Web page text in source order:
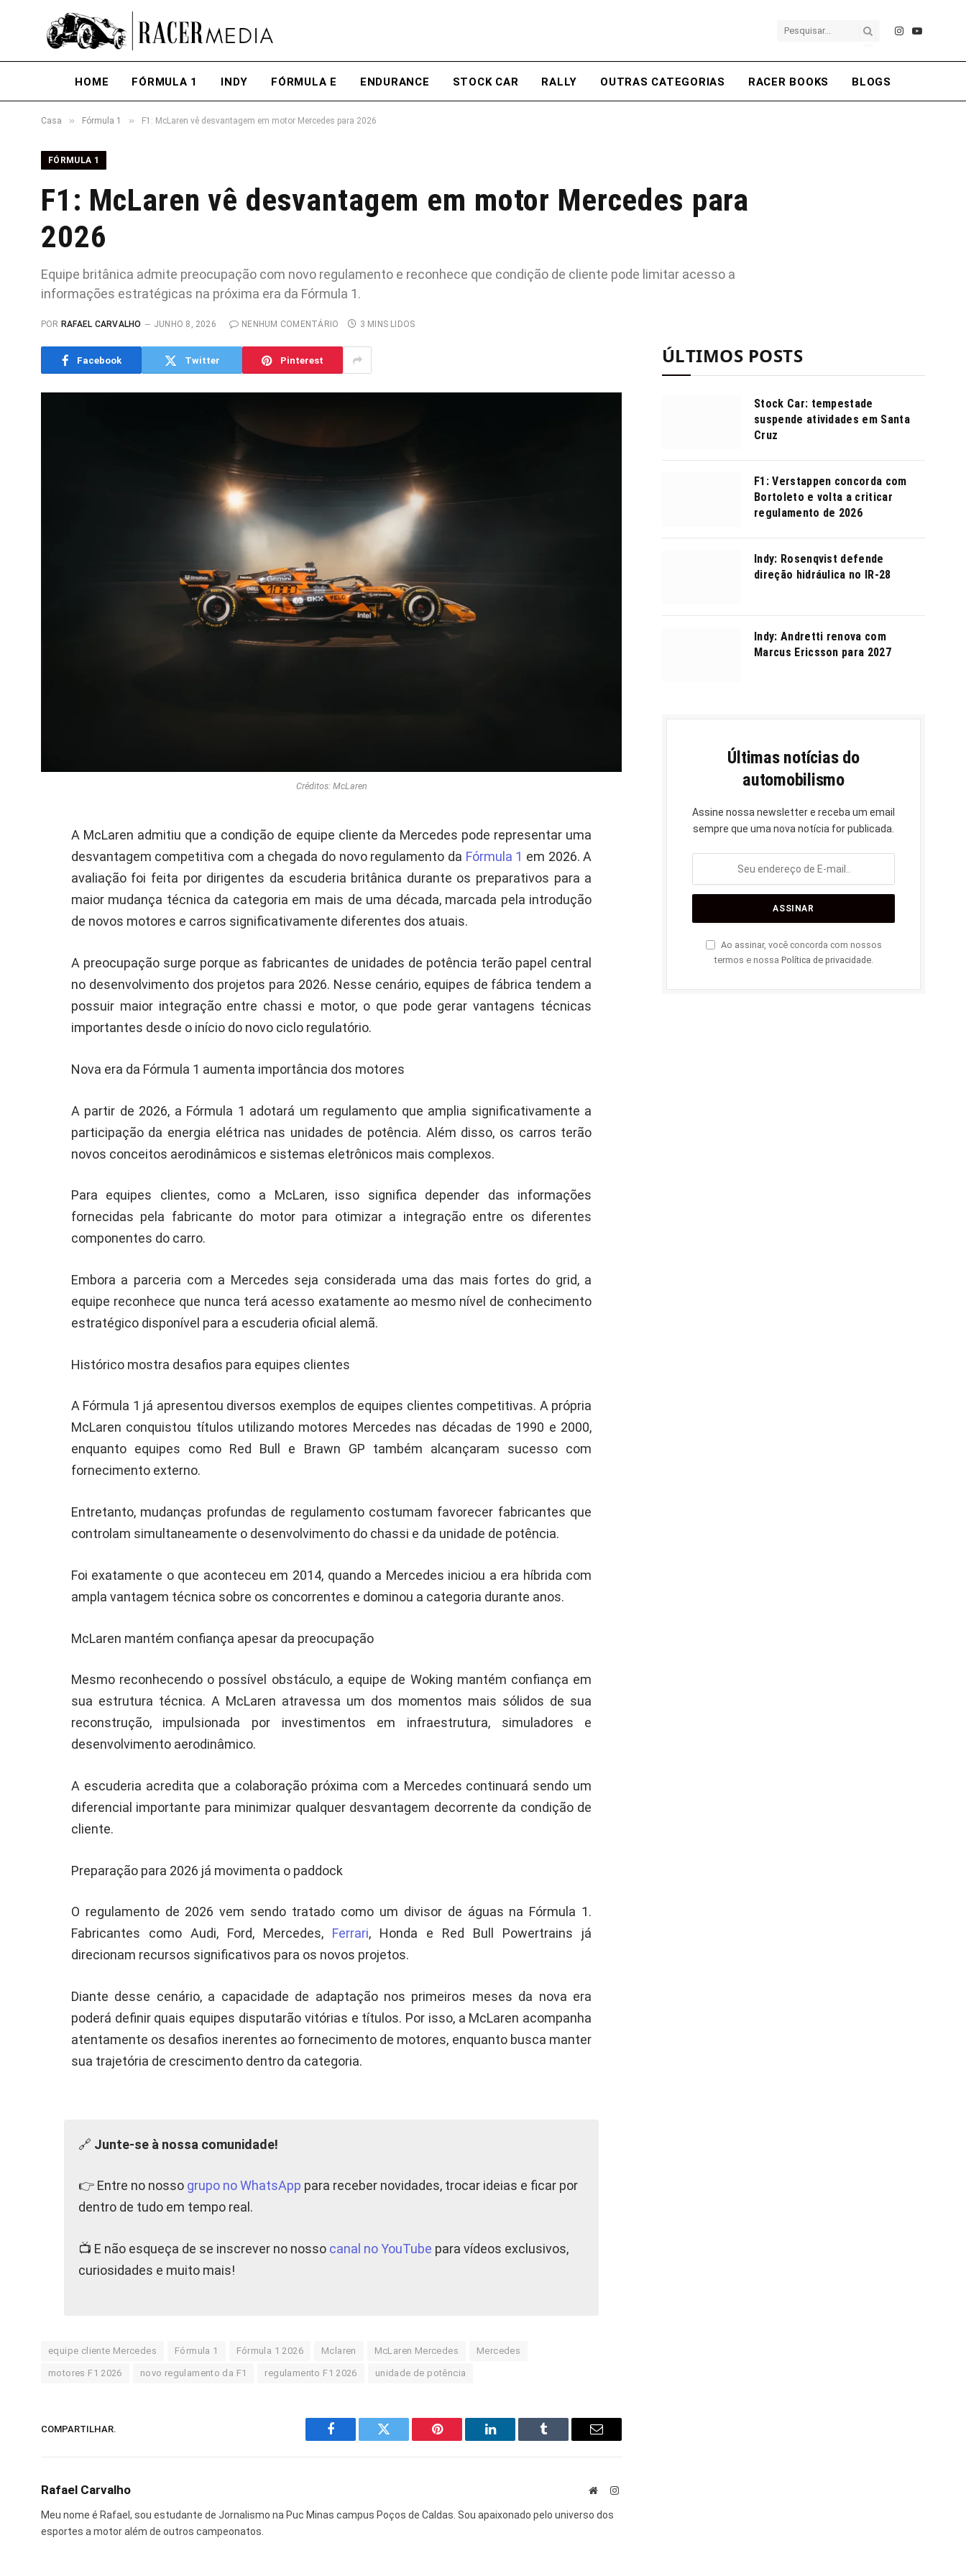
Instagram
YouTube
HOME FÓRMULA 1 INDY FÓRMULA E ENDURANCE STOCK CAR RALLY OUTRAS CATEGORIAS RACER BOOKS BLOGS
Casa » Fórmula 1 » F1: McLaren vê desvantagem em motor Mercedes para 2026
FÓRMULA 1
F1: McLaren vê desvantagem em motor Mercedes para
2026
Equipe britânica admite preocupação com novo regulamento e reconhece que condição de cliente pode limitar acesso a
informações estratégicas na próxima era da Fórmula 1.
POR RAFAEL CARVALHO JUNHO 8, 2026 NENHUM COMENTÁRIO 3 MINS LIDOS
Facebook Twitter Pinterest
Créditos: McLaren
A McLaren admitiu que a condição de equipe cliente da Mercedes pode representar uma
desvantagem competitiva com a chegada do novo regulamento da Fórmula 1 em 2026. A
avaliação foi feita por dirigentes da escuderia britânica durante os preparativos para a
maior mudança técnica da categoria em mais de uma década, marcada pela introdução
de novos motores e carros significativamente diferentes dos atuais.
A preocupação surge porque as fabricantes de unidades de potência terão papel central
no desenvolvimento dos projetos para 2026. Nesse cenário, equipes de fábrica tendem a
possuir maior integração entre chassi e motor, o que pode gerar vantagens técnicas
importantes desde o início do novo ciclo regulatório.
Nova era da Fórmula 1 aumenta importância dos motores
A partir de 2026, a Fórmula 1 adotará um regulamento que amplia significativamente a
participação da energia elétrica nas unidades de potência. Além disso, os carros terão
novos conceitos aerodinâmicos e sistemas eletrônicos mais complexos.
Para equipes clientes, como a McLaren, isso significa depender das informações
fornecidas pela fabricante do motor para otimizar a integração entre os diferentes
componentes do carro.
Embora a parceria com a Mercedes seja considerada uma das mais fortes do grid, a
equipe reconhece que nunca terá acesso exatamente ao mesmo nível de conhecimento
estratégico disponível para a escuderia oficial alemã.
Histórico mostra desafios para equipes clientes
A Fórmula 1 já apresentou diversos exemplos de equipes clientes competitivas. A própria
McLaren conquistou títulos utilizando motores Mercedes nas décadas de 1990 e 2000,
enquanto equipes como Red Bull e Brawn GP também alcançaram sucesso com
fornecimento externo.
Entretanto, mudanças profundas de regulamento costumam favorecer fabricantes que
controlam simultaneamente o desenvolvimento do chassi e da unidade de potência.
Foi exatamente o que aconteceu em 2014, quando a Mercedes iniciou a era híbrida com
ampla vantagem técnica sobre os concorrentes e dominou a categoria durante anos.
McLaren mantém confiança apesar da preocupação
Mesmo reconhecendo o possível obstáculo, a equipe de Woking mantém confiança em
sua estrutura técnica. A McLaren atravessa um dos momentos mais sólidos de sua
reconstrução, impulsionada por investimentos em infraestrutura, simuladores e
desenvolvimento aerodinâmico.
A escuderia acredita que a colaboração próxima com a Mercedes continuará sendo um
diferencial importante para minimizar qualquer desvantagem decorrente da condição de
cliente.
Preparação para 2026 já movimenta o paddock
O regulamento de 2026 vem sendo tratado como um divisor de águas na Fórmula 1.
Fabricantes como Audi, Ford, Mercedes, Ferrari, Honda e Red Bull Powertrains já
direcionam recursos significativos para os novos projetos.
Diante desse cenário, a capacidade de adaptação nos primeiros meses da nova era
poderá definir quais equipes disputarão vitórias e títulos. Por isso, a McLaren acompanha
atentamente os desafios inerentes ao fornecimento de motores, enquanto busca manter
sua trajetória de crescimento dentro da categoria.
🔗 Junte-se à nossa comunidade!
👉 Entre no nosso grupo no WhatsApp para receber novidades, trocar ideias e ficar por
dentro de tudo em tempo real.
📺 E não esqueça de se inscrever no nosso canal no YouTube para vídeos exclusivos,
curiosidades e muito mais!
equipe cliente Mercedes Fórmula 1 Fórmula 1 2026 Mclaren McLaren Mercedes Mercedes
motores F1 2026 novo regulamento da F1 regulamento F1 2026 unidade de potência
COMPARTILHAR.
Facebook Twitter Pinterest LinkedIn Tumblr
E-
Rafael Carvalho Site Instagram
Meu nome é Rafael, sou estudante de Jornalismo na Puc Minas campus Poços de Caldas. Sou apaixonado pelo universo dos
esportes a motor além de outros campeonatos.
ÚLTIMOS POSTS
Stock Car: tempestade
suspende atividades em Santa
Cruz
F1: Verstappen concorda com
Bortoleto e volta a criticar
regulamento de 2026
Indy: Rosenqvist defende
direção hidráulica no IR-28
Indy: Andretti renova com
Marcus Ericsson para 2027
Últimas notícias do
automobilismo
Assine nossa newsletter e receba um email
sempre que uma nova notícia for publicada.
Ao assinar, você concorda com nossos
termos e nossa Política de privacidade.